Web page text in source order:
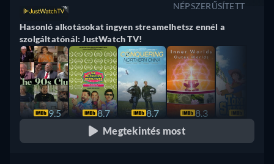
Törökország
Hasonló alkotásokat ingyen streamelhetsz ennél a
szolgáltatónál: JustWatch TV!
9.5 8.7 8.7 8.3
Megtekintés most
NÉPSZERŰSÍTETT